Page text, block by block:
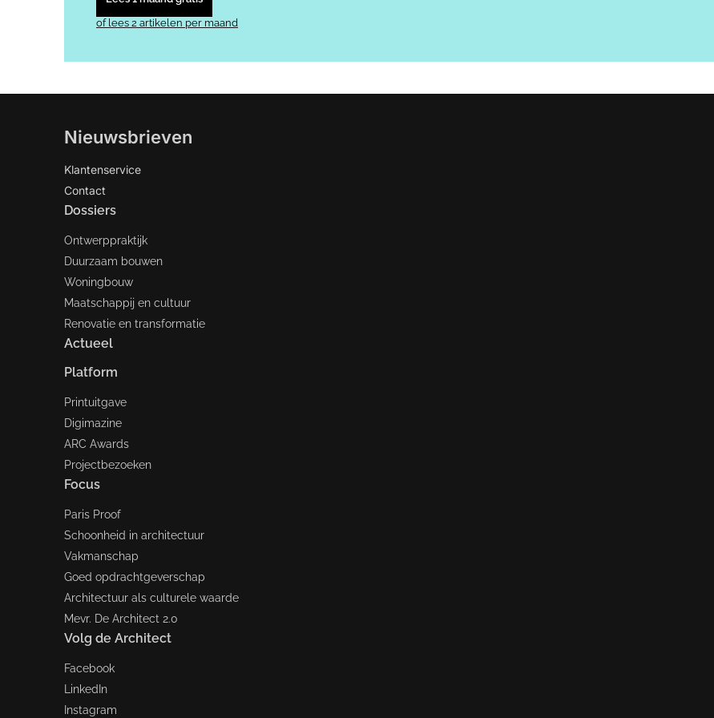
of lees 2 artikelen per maand
Nieuwsbrieven
Klantenservice
Contact
Dossiers
Ontwerppraktijk
Duurzaam bouwen
Woningbouw
Maatschappij en cultuur
Renovatie en transformatie
Actueel
Platform
Printuitgave
Digimazine
ARC Awards
Projectbezoeken
Focus
Paris Proof
Schoonheid in architectuur
Vakmanschap
Goed opdrachtgeverschap
Architectuur als culturele waarde
Mevr. De Architect 2.0
Volg de Architect
Facebook
LinkedIn
Instagram